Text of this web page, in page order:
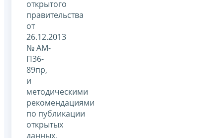
открытого
правительства
от
26.12.2013
№ АМ-
П36-
89пр,
и
методическими
рекомендациями
по публикации
открытых
данных,